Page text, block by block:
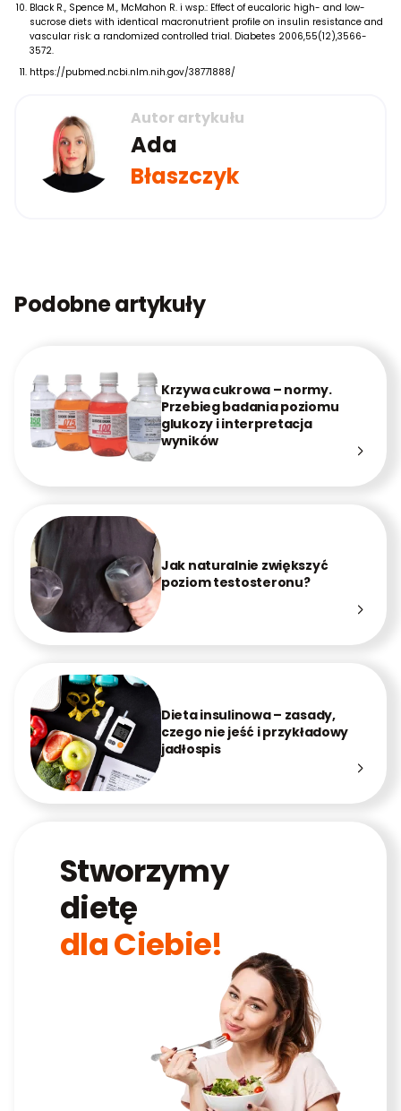
Black R., Spence M., McMahon R. i wsp.: Effect of eucaloric high- and low-
sucrose diets with identical macronutrient profile on insulin resistance and
vascular risk: a randomized controlled trial. Diabetes 2006,55(12),3566-
3572.
https://pubmed.ncbi.nlm.nih.gov/38771888/
Autor artykułu
Ada
Błaszczyk
Podobne artykuły
Krzywa cukrowa – normy.
Przebieg badania poziomu
glukozy i interpretacja
wyników
Jak naturalnie zwiększyć
poziom testosteronu?
Dieta insulinowa – zasady,
czego nie jeść i przykładowy
jadłospis
Stworzymy
dietę
dla Ciebie!